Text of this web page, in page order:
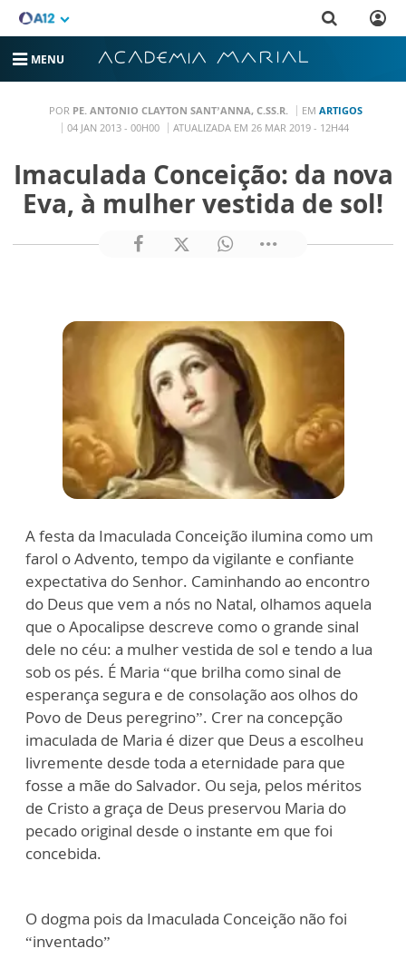
MENU
POR PE. ANTONIO CLAYTON SANT’ANNA, C.SS.R. EM ARTIGOS
04 JAN 2013 - 00H00
ATUALIZADA EM 26 MAR 2019 - 12H44
Imaculada Conceição: da nova
Eva, à mulher vestida de sol!
A festa da Imaculada Conceição ilumina como um
farol o Advento, tempo da vigilante e confiante
expectativa do Senhor. Caminhando ao encontro
do Deus que vem a nós no Natal, olhamos aquela
que o Apocalipse descreve como o grande sinal
dele no céu: a mulher vestida de sol e tendo a lua
sob os pés. É Maria “que brilha como sinal de
esperança segura e de consolação aos olhos do
Povo de Deus peregrino”. Crer na concepção
imaculada de Maria é dizer que Deus a escolheu
livremente desde toda a eternidade para que
fosse a mãe do Salvador. Ou seja, pelos méritos
de Cristo a graça de Deus preservou Maria do
pecado original desde o instante em que foi
concebida.
O dogma pois da Imaculada Conceição não foi
“inventado”